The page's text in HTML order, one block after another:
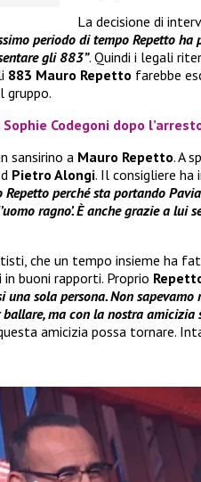
La decisione di
periodo di tempo Repetto ha
gli 883”. Quindi i legali
883 Mauro Repetto farebbe
gruppo.
Codegoni dopo
sansirino a Mauro Repetto. A
Pietro Alongi. Il consigliere
perché sta portando
ragno’. È anche grazie a lui
che un tempo insieme ha
buoni rapporti. Proprio
una sola persona. Non sapevamo
ma con la nostra
amicizia possa tornare.